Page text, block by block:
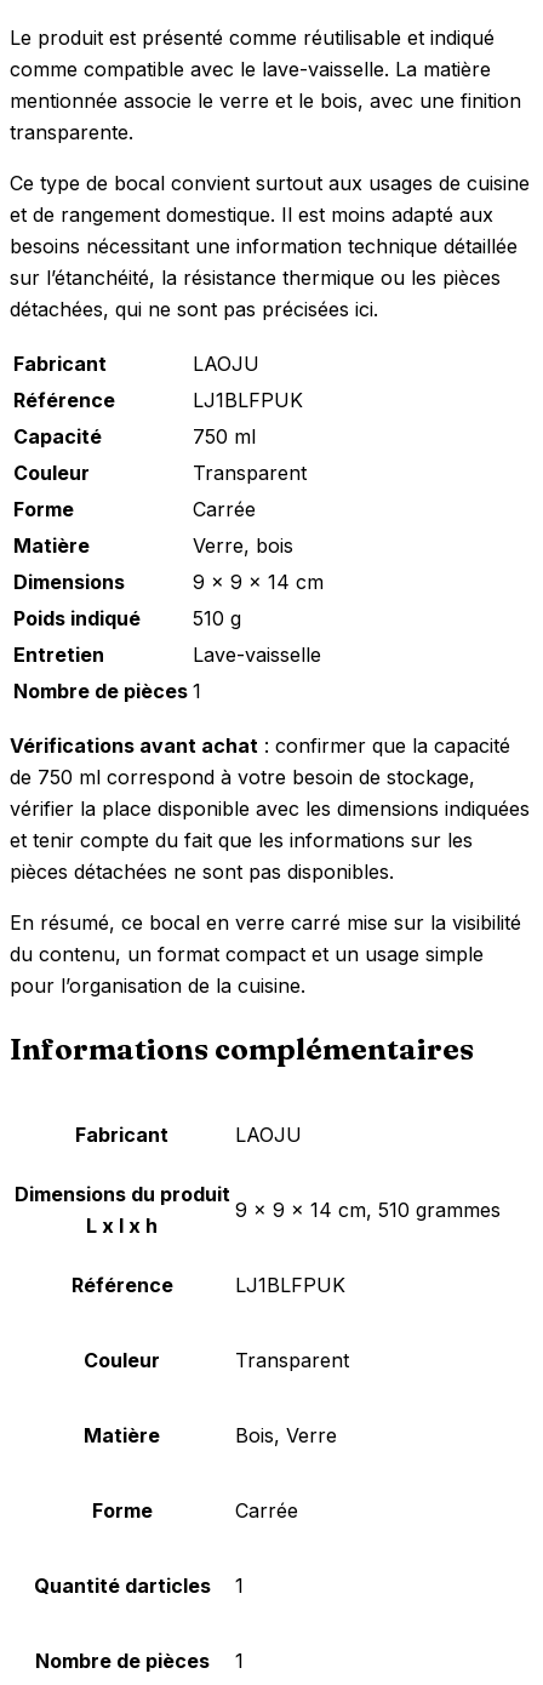
Le produit est présenté comme réutilisable et indiqué
comme compatible avec le lave-vaisselle. La matière
mentionnée associe le verre et le bois, avec une finition
transparente.
Ce type de bocal convient surtout aux usages de cuisine
et de rangement domestique. Il est moins adapté aux
besoins nécessitant une information technique détaillée
sur l’étanchéité, la résistance thermique ou les pièces
détachées, qui ne sont pas précisées ici.
Fabricant
LAOJU
Référence
LJ1BLFPUK
Capacité
750 ml
Couleur
Transparent
Forme
Carrée
Matière
Verre, bois
Dimensions
9 x 9 x 14 cm
Poids indiqué
510 g
Entretien
Lave-vaisselle
Nombre de pièces 1
Vérifications avant achat : confirmer que la capacité
de 750 ml correspond à votre besoin de stockage,
vérifier la place disponible avec les dimensions indiquées
et tenir compte du fait que les informations sur les
pièces détachées ne sont pas disponibles.
En résumé, ce bocal en verre carré mise sur la visibilité
du contenu, un format compact et un usage simple
pour l’organisation de la cuisine.
Informations complémentaires
Fabricant ‎LAOJU
Dimensions du produit
L x l x h
‎9 x 9 x 14 cm, 510 grammes
Référence ‎LJ1BLFPUK
Couleur ‎Transparent
Matière ‎Bois, Verre
Forme ‎Carrée
Quantité darticles ‎1
Nombre de pièces ‎1